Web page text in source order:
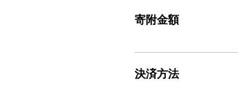
寄附金額
決済方法